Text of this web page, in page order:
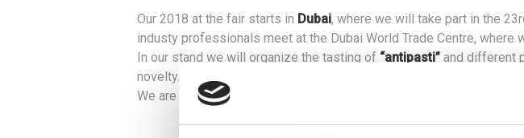
Our 2018 at the fair starts in Dubai, where we will take part in the
industy professionals meet at the Dubai World Trade Centre, where
In our stand we will organize the tasting of “antipasti”and different
novelty.
We are waiting for you at our stand from